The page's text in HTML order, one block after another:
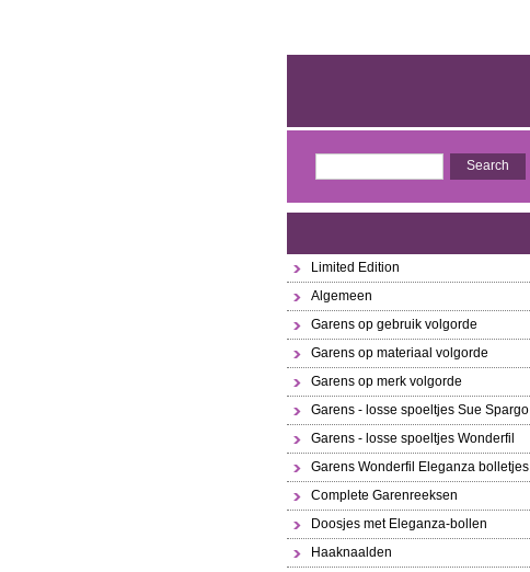
Limited Edition
Algemeen
Garens op gebruik volgorde
Garens op materiaal volgorde
Garens op merk volgorde
Garens - losse spoeltjes Sue Spargo
Garens - losse spoeltjes Wonderfil
Garens Wonderfil Eleganza bolletjes
Complete Garenreeksen
Doosjes met Eleganza-bollen
Haaknaalden